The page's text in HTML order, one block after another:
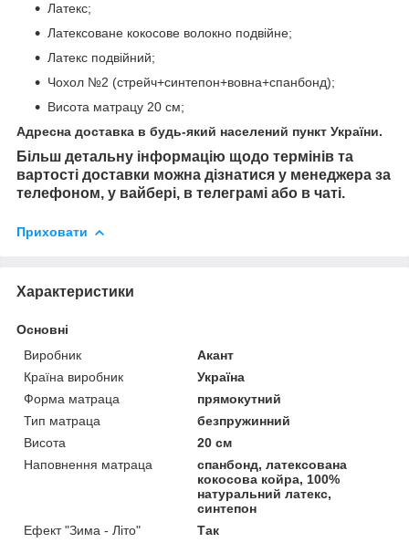
Латекс;
Латексоване кокосове волокно подвійне;
Латекс подвійний;
Чохол №2 (стрейч+синтепон+вовна+спанбонд);
Висота матрацу 20 см;
Адресна доставка в будь-який населений пункт України.
Більш детальну інформацію щодо термінів та
вартості доставки можна дізнатися у менеджера за
телефоном, у вайбері, в телеграмі або в чаті.
Приховати
Характеристики
Основні
Виробник
Акант
Країна виробник
Україна
Форма матраца
прямокутний
Тип матраца
безпружинний
Висота
20 см
Наповнення матраца
спанбонд, латексована
кокосова койра, 100%
натуральний латекс,
синтепон
Ефект "Зима - Літо"
Так